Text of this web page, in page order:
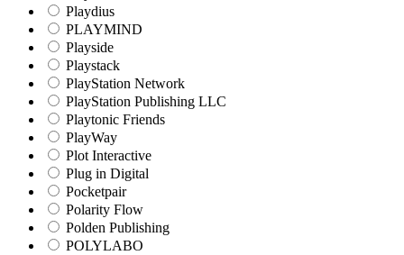
Playdius
PLAYMIND
Playside
Playstack
PlayStation Network
PlayStation Publishing LLC
Playtonic Friends
PlayWay
Plot Interactive
Plug in Digital
Pocketpair
Polarity Flow
Polden Publishing
POLYLABO